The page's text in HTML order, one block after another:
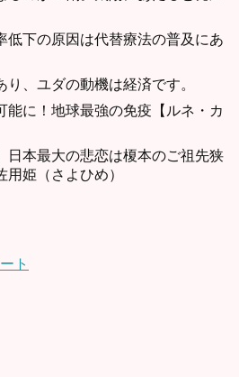
低下の原因は代替療法の普及にあ
、ユダの動機は経済です。
能に！地球最強の免疫【ルネ・カ
日本最大の悲恋は榎本のご祖先狭
姫（さよひめ）
ト